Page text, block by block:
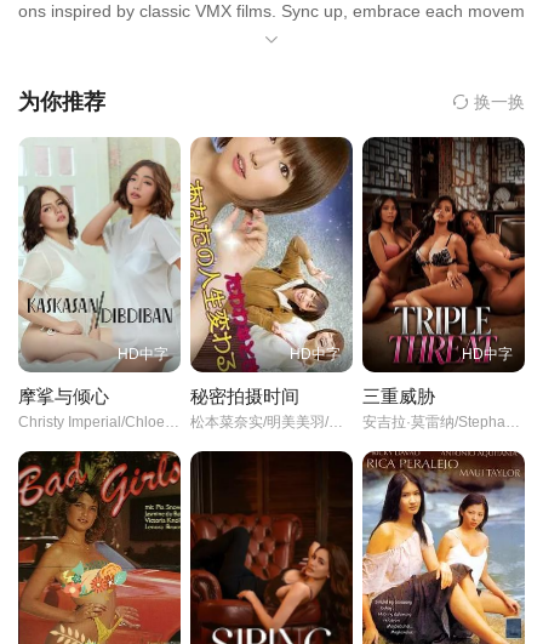
ons inspired by classic VMX films. Sync up, embrace each movem
ent, and brace for an intense, steamy session.
为你推荐 换一换
HD中字
摩挲与倾心
Christy Imperial/Chloe Jenna/
HD中字
秘密拍摄时间
松本菜奈实/明美美羽/并木塔子/山科圭太/川瀬陽太/千浦僚/
HD中字
三重威胁
安吉拉·莫雷纳/Stephanie Raz/米凯拉·拉兹/